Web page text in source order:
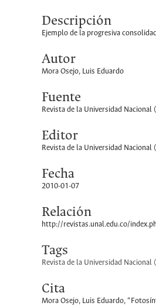
Descripción
Ejemplo de la progresiva
Autor
Mora Osejo, Luis Eduardo
Fuente
Revista de la Universidad
Editor
Revista de la Universidad Nacional
Fecha
2010-01-07
Relación
http://revistas.unal.edu.co/
Tags
Revista de la Universidad Nacional
Cita
Mora Osejo, Luis Eduardo,